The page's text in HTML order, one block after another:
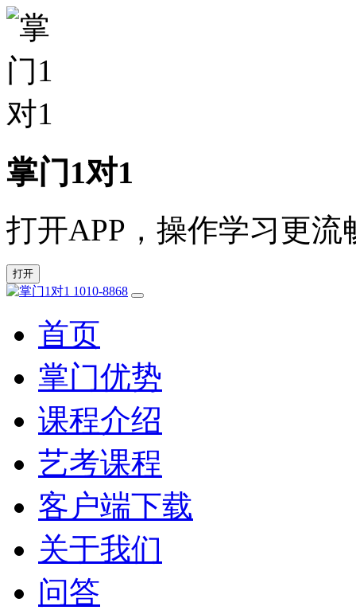
掌门1对1
打开APP，操作学习更流
打开
1010-8868
首页
掌门优势
课程介绍
艺考课程
客户端下载
关于我们
问答